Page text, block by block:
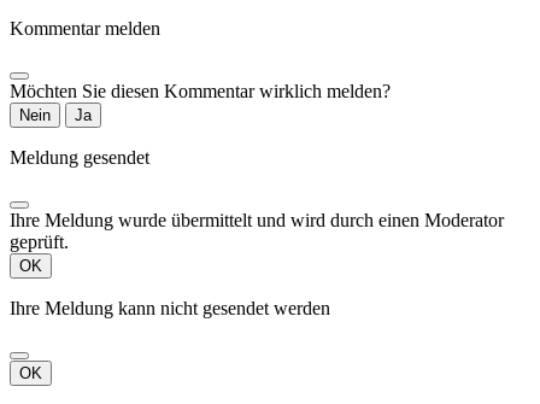
Kommentar melden
Möchten Sie diesen Kommentar wirklich melden?
Nein Ja
Meldung gesendet
Ihre Meldung wurde übermittelt und wird durch einen Moderator
geprüft.
OK
Ihre Meldung kann nicht gesendet werden
OK